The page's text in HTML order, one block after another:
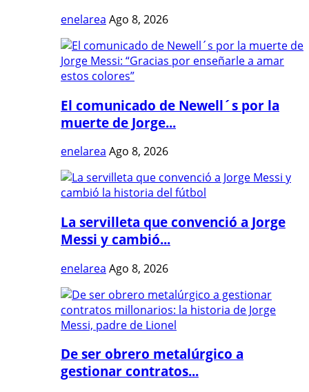
enelarea Ago 8, 2026
El comunicado de Newell´s por la
muerte de Jorge...
enelarea Ago 8, 2026
La servilleta que convenció a Jorge
Messi y cambió...
enelarea Ago 8, 2026
De ser obrero metalúrgico a
gestionar contratos...